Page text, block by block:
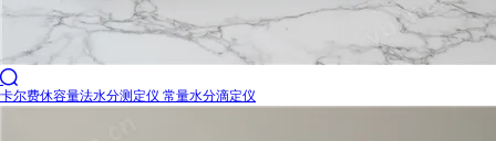

卡尔费休容量法水分测定仪 常量水分滴定仪